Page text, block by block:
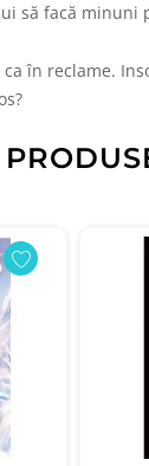
să facă
în reclame.